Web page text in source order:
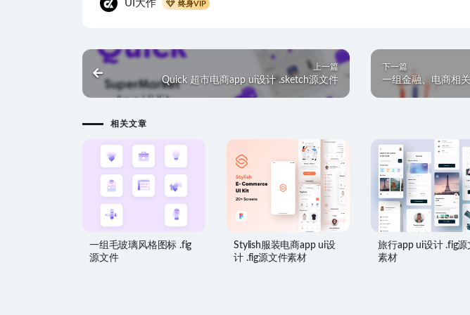
UI大作 终身VIP
上一篇
Quick 超市电商app ui设计 .sketch源文件
下一篇
一组金融、电商相
相关文章
一组毛玻璃风格图标 .fig
源文件
Stylish服装电商app ui设
计 .fig源文件素材
旅行app ui设计 .fig源
素材